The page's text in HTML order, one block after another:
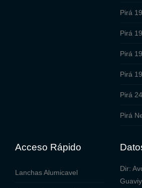
Pirá
Pirá
Pirá
Pirá
Pirá
Pirá
Acceso Rápido
Lanchas Alumicavel
Dir: